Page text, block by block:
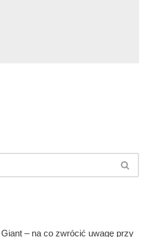
– na co zwrócić uwagę przy